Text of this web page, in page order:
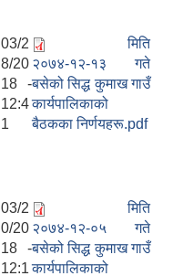
03/2
8/20
18 -
12:4
1
मिति
२०७४-१२-१३ गते
बसेको सिद्ध कुमाख गाउँ
कार्यपालिकाको
बैठकका निर्णयहरू.pdf
03/2
0/20
18 -
12:1
मिति
२०७४-१२-०५ गते
बसेको सिद्ध कुमाख गाउँ
कार्यपालिकाको